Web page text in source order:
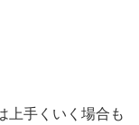
上手くいく場合も